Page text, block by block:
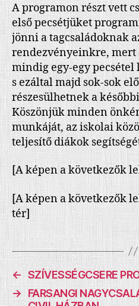
A programon részt vett
első pecsétjüket
jönni a tagcsaládoknak
rendezvényeinkre, mert
mindig egy-egy pecsétel
s ezáltal majd sok-sok
részesülhetnek a
Köszönjük minden
munkáját, az iskolai
teljesítő diákok
[A képen a következők
[A képen a következők
tér]
← SZÍVESSÉGCSERE
→ FARSANGI